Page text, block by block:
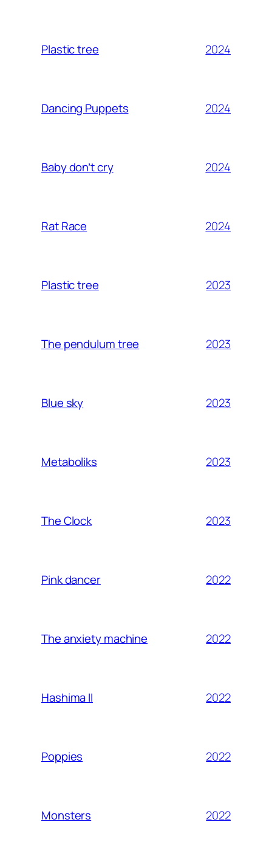
Plastic tree 2024
Dancing Puppets 2024
Baby don’t cry 2024
Rat Race 2024
Plastic tree 2023
The pendulum tree 2023
Blue sky 2023
Metaboliks 2023
The Clock 2023
Pink dancer 2022
The anxiety machine 2022
Hashima II 2022
Poppies 2022
Monsters 2022